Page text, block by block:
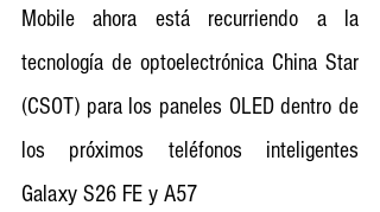
Mobile ahora está recurriendo a la
tecnología de optoelectrónica China Star
(CSOT) para los paneles OLED dentro de
los próximos teléfonos inteligentes
Galaxy S26 FE y A57